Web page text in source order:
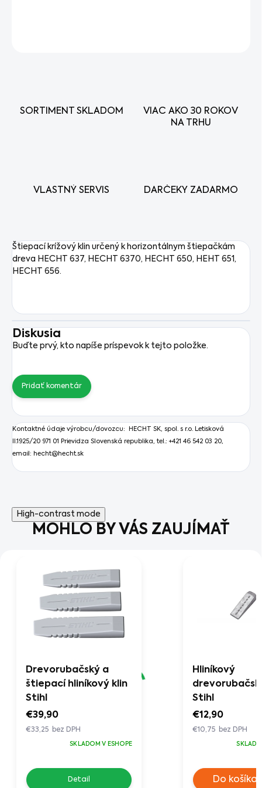
SORTIMENT SKLADOM
VIAC AKO 30 ROKOV
NA TRHU
VLASTNÝ SERVIS DARČEKY ZADARMO
Štiepací krížový klin určený k horizontálnym štiepačkám
dreva HECHT 637, HECHT 6370, HECHT 650, HEHT 651,
HECHT 656.
Diskusia
Buďte prvý, kto napíše príspevok k tejto položke.
Pridať komentár
Kontaktné údaje výrobcu/dovozcu: HECHT SK, spol. s r.o. Letisková
II.1925/20 971 01 Prievidza Slovenská republika, tel.: +421 46 542 03 20,
email: hecht@hecht.sk
High-contrast mode
MOHLO BY VÁS ZAUJÍMAŤ
Drevorubačský a
štiepací hliníkový klin
Stihl
€39,90
€33,25 bez DPH
SKLADOM V ESHOPE
Detail
Hliníkový
Stihl
€12,90
€10,75 bez DPH
Do košíka